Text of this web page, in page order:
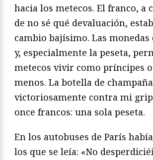
hacia los metecos. El franco, a
de no sé qué devaluación,
cambio bajísimo. Las
y, especialmente la peseta,
metecos vivir como príncipes
menos. La botella de
victoriosamente contra mi
once francos: una sola peseta.
En los autobuses de París
los que se leía: «No